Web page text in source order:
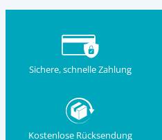
Sichere, schnelle Zahlung
Kostenlose Rücksendung